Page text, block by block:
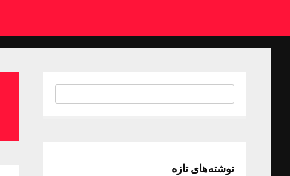
نوشته‌های تازه